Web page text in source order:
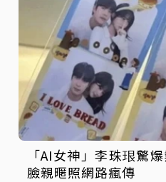
「AI女神」李珠珢驚
臉親暱照網路瘋傳